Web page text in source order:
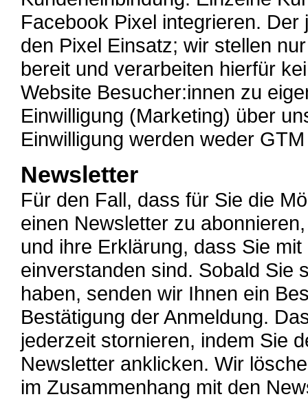
Facebook Pixel integrieren.
den Pixel Einsatz; wir stellen
bereit und verarbeiten hierfür
Website Besucher:innen zu
Einwilligung (Marketing) über
Einwilligung werden weder
Newsletter
Für den Fall, dass für Sie die
einen Newsletter zu
und ihre Erklärung, dass Sie
einverstanden sind. Sobald Sie
haben, senden wir Ihnen ein
Bestätigung der Anmeldung.
jederzeit stornieren, indem Sie
Newsletter anklicken. Wir
im Zusammenhang mit den